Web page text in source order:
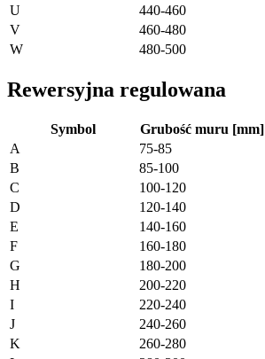
U
440-460
V
460-480
W
480-500
Rewersyjna regulowana
Symbol Grubość muru [mm]
A
75-85
B
85-100
C
100-120
D
120-140
E
140-160
F
160-180
G
180-200
H
200-220
I
220-240
J
240-260
K
260-280